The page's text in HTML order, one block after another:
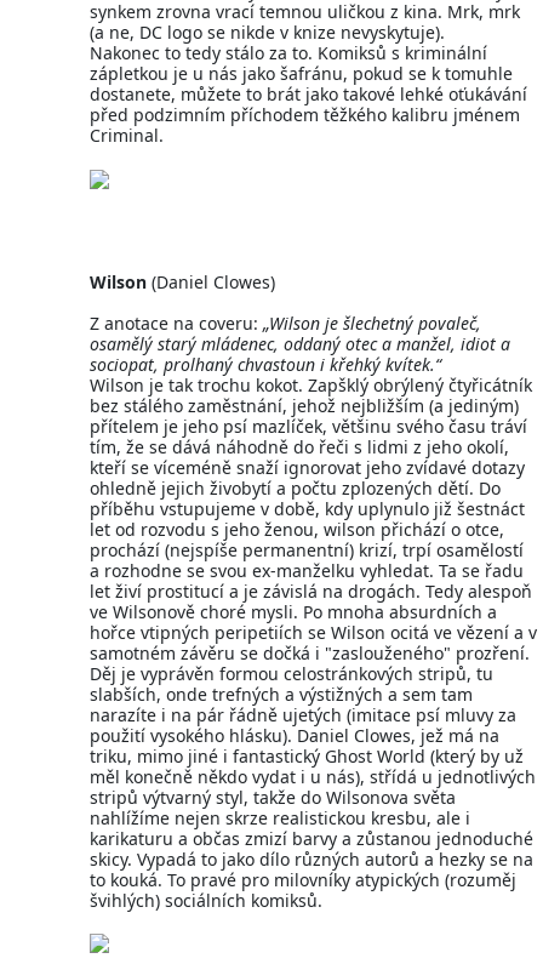
synkem zrovna vrací temnou uličkou z kina. Mrk, mrk
(a ne, DC logo se nikde v knize nevyskytuje).
Nakonec to tedy stálo za to. Komiksů s kriminální
zápletkou je u nás jako šafránu, pokud se k tomuhle
dostanete, můžete to brát jako takové lehké oťukávání
před podzimním příchodem těžkého kalibru jménem
Criminal.
Wilson (Daniel Clowes)
Z anotace na coveru: „Wilson je šlechetný povaleč,
osamělý starý mládenec, oddaný otec a manžel, idiot a
sociopat, prolhaný chvastoun i křehký kvítek.“
Wilson je tak trochu kokot. Zapšklý obrýlený čtyřicátník
bez stálého zaměstnání, jehož nejbližším (a jediným)
přítelem je jeho psí mazlíček, většinu svého času tráví
tím, že se dává náhodně do řeči s lidmi z jeho okolí,
kteří se víceméně snaží ignorovat jeho zvídavé dotazy
ohledně jejich živobytí a počtu zplozených dětí. Do
příběhu vstupujeme v době, kdy uplynulo již šestnáct
let od rozvodu s jeho ženou, wilson přichází o otce,
prochází (nejspíše permanentní) krizí, trpí osamělostí
a rozhodne se svou ex-manželku vyhledat. Ta se řadu
let živí prostitucí a je závislá na drogách. Tedy alespoň
ve Wilsonově choré mysli. Po mnoha absurdních a
hořce vtipných peripetiích se Wilson ocitá ve vězení a v
samotném závěru se dočká i "zaslouženého" prozření.
Děj je vyprávěn formou celostránkových stripů, tu
slabších, onde trefných a výstižných a sem tam
narazíte i na pár řádně ujetých (imitace psí mluvy za
použití vysokého hlásku). Daniel Clowes, jež má na
triku, mimo jiné i fantastický Ghost World (který by už
měl konečně někdo vydat i u nás), střídá u jednotlivých
stripů výtvarný styl, takže do Wilsonova světa
nahlížíme nejen skrze realistickou kresbu, ale i
karikaturu a občas zmizí barvy a zůstanou jednoduché
skicy. Vypadá to jako dílo různých autorů a hezky se na
to kouká. To pravé pro milovníky atypických (rozuměj
švihlých) sociálních komiksů.